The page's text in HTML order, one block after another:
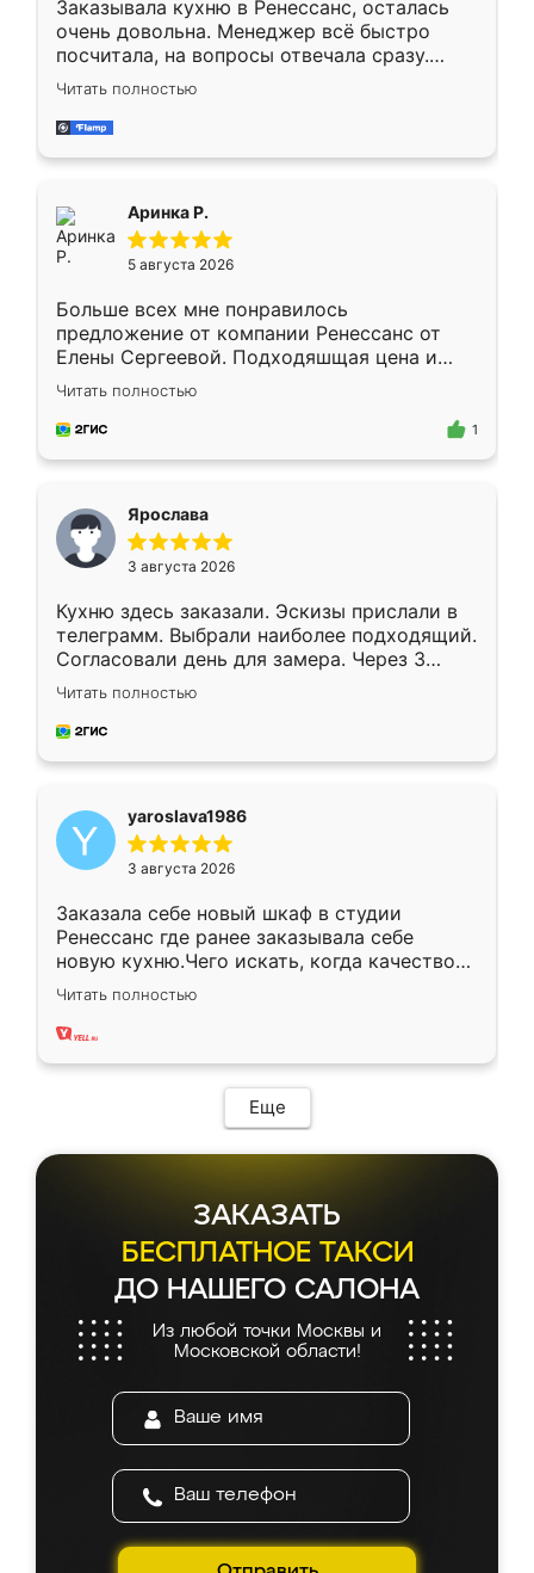
Заказывала кухню в Ренессанс, осталась
очень довольна. Менеджер всё быстро
посчитала, на вопросы отвечала сразу.
Замерщик приехал в субботу, подошёл к
делу со всей ответственностью. Собрали
за день, ребята работали аккуратно, даже
Читать полностью
Аринка Р.
5 августа 2026
Больше всех мне понравилось
предложение от компании Ренессанс от
Елены Сергеевой. Подходяшщая цена и
короткие сроки изготовления. Приехавший
для замера сотрудник Владислав
предложил по моему эскизу самый
Читать полностью
1
Ярослава
3 августа 2026
Кухню здесь заказали. Эскизы прислали в
телеграмм. Выбрали наиболее подходящий.
Согласовали день для замера. Через 3
недели кухня была уже готова. Остались
довольны работой. Спасибо Ренессанс
мебель за качественную работу!
Читать полностью
yaroslava1986
3 августа 2026
Заказала себе новый шкаф в студии
Ренессанс где ранее заказывала себе
новую кухню.Чего искать, когда качеством
вполне довольна. Служит кухня уже почти
два года, нареканий нет.
Читать полностью
Еще
ЗАКАЗАТЬ
БЕСПЛАТНОЕ ТАКСИ
ДО НАШЕГО САЛОНА
Из любой точки Москвы и
Московской области!